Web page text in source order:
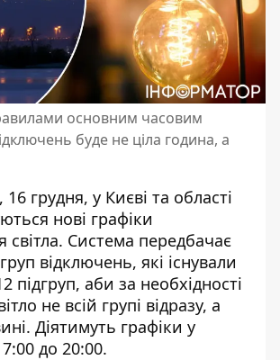
основним часовим
буде не ціла година, а
грудня, у Києві та області
нові графіки
світла. Система передбачає
відключень, які існували
підгруп, аби за необхідності
не всій групі відразу, а
. Діятимуть графіки у
до 20:00.